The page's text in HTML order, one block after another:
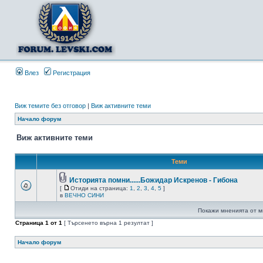
Влез Регистрация
Виж темите без отговор | Виж активните теми
Начало форум
Виж активните теми
Теми
Историята помни......Божидар Искренов - Гибона
[ Отиди на страница: 1 2 3 4 5 ]
в ВЕЧНО СИНИ
Покажи мненията от
Страница 1 от 1 [ Търсенето върна 1 резултат ]
Начало форум